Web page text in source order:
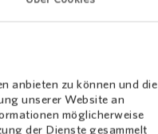
anbieten zu können und die
unserer Website an
möglicherweise
der Dienste gesammelt
so